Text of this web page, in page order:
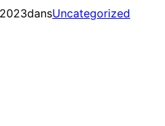
dansUncategorized